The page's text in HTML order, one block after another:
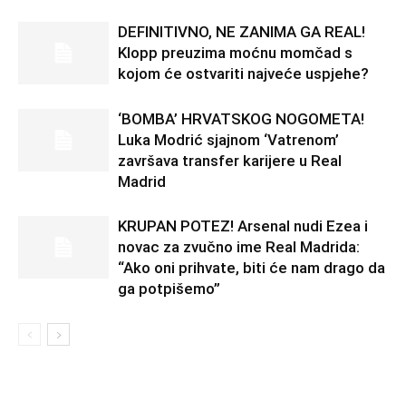
DEFINITIVNO, NE ZANIMA GA REAL!
Klopp preuzima moćnu momčad s
kojom će ostvariti najveće uspjehe?
‘BOMBA’ HRVATSKOG NOGOMETA!
Luka Modrić sjajnom ‘Vatrenom’
završava transfer karijere u Real
Madrid
KRUPAN POTEZ! Arsenal nudi Ezea i
novac za zvučno ime Real Madrida:
“Ako oni prihvate, biti će nam drago da
ga potpišemo”